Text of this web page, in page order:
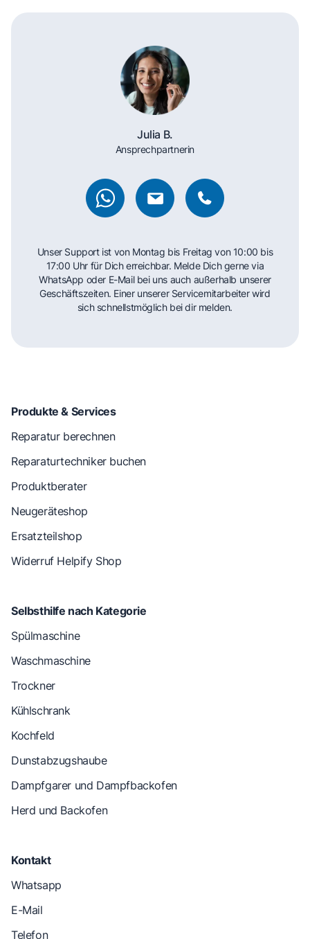
Julia B.
Ansprechpartnerin
Unser Support ist von Montag bis Freitag von 10:00 bis
17:00 Uhr für Dich erreichbar. Melde Dich gerne via
WhatsApp oder E-Mail bei uns auch außerhalb unserer
Geschäftszeiten. Einer unserer Servicemitarbeiter wird
sich schnellstmöglich bei dir melden.
Produkte & Services
Reparatur berechnen
Reparaturtechniker buchen
Produktberater
Neugeräteshop
Ersatzteilshop
Widerruf Helpify Shop
Selbsthilfe nach Kategorie
Spülmaschine
Waschmaschine
Trockner
Kühlschrank
Kochfeld
Dunstabzugshaube
Dampfgarer und Dampfbackofen
Herd und Backofen
Kontakt
Whatsapp
E-Mail
Telefon